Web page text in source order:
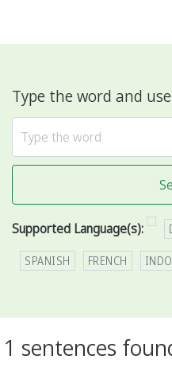
Type the word and
Supported Language(s):
SPANISH FRENCH
1 sentences